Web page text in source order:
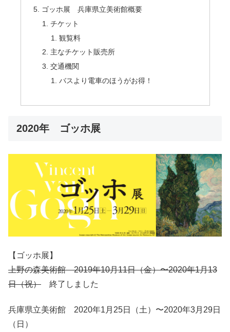
ゴッホ展 兵庫県立美術館概要
チケット
観覧料
主なチケット販売所
交通機関
バスより電車のほうがお得！
2020年 ゴッホ展
【ゴッホ展】
上野の森美術館 2019年10月11日（金）〜2020年1月13
日（祝） 終了しました
兵庫県立美術館 2020年1月25日（土）〜2020年3月29日
（日）